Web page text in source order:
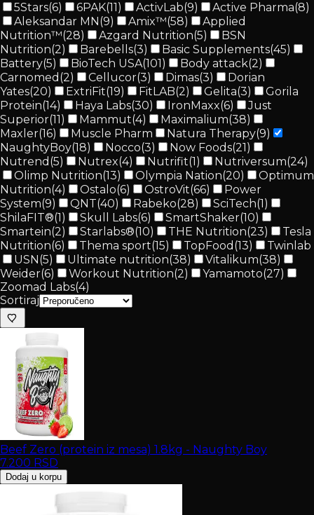
5Stars(6) 6PAK(11) ActivLab(9) Active Pharma(8)
Aleksandar MN(9) Amix™(58)
Applied
Nutrition™(28) Azgard Nutrition(5)
BSN
Nutrition(2) Barebells(3) Basic Supplements(45)
Battery(5) BioTech USA(101) Body attack(2)
Carnomed (2) Cellucor(3) Dimas(3)
Dorian
Yates(20) ExtriFit(19) FitLAB(2) Gelita(3)
Gorila
Protein(14) Haya Labs(30) IronMaxx(6)
Just
Superior(11) Mammut(4) Maximalium(38)
Maxler(16) Muscle Pharm Natura Therapy(9)
NaughtyBoy(18) Nocco(3) Now Foods(21)
Nutrend (5) Nutrex(4) Nutrifit(1) Nutriversum(24)
Olimp Nutrition(13) Olympia Nation(20)
Optimum
Nutrition(4) Ostalo(6) OstroVit(66)
Power
System(9) QNT(40) Rabeko(28) SciTech(1)
ShilaFIT®(1) Skull Labs(6) SmartShaker(10)
Smartein(2) Starlabs®(10) THE Nutrition(23)
Tesla
Nutrition(6) Thema sport(15) TopFood (13)
Twinlab
USN(5) Ultimate nutrition(38) Vitalikum(38)
Weider(6) Workout Nutrition(2) Yamamoto(27)
Zoomad Labs(4)
Sortiraj
Beef Zero (protein iz mesa) 1.8kg - Naughty Boy
7.200 RSD
Dodaj u korpu